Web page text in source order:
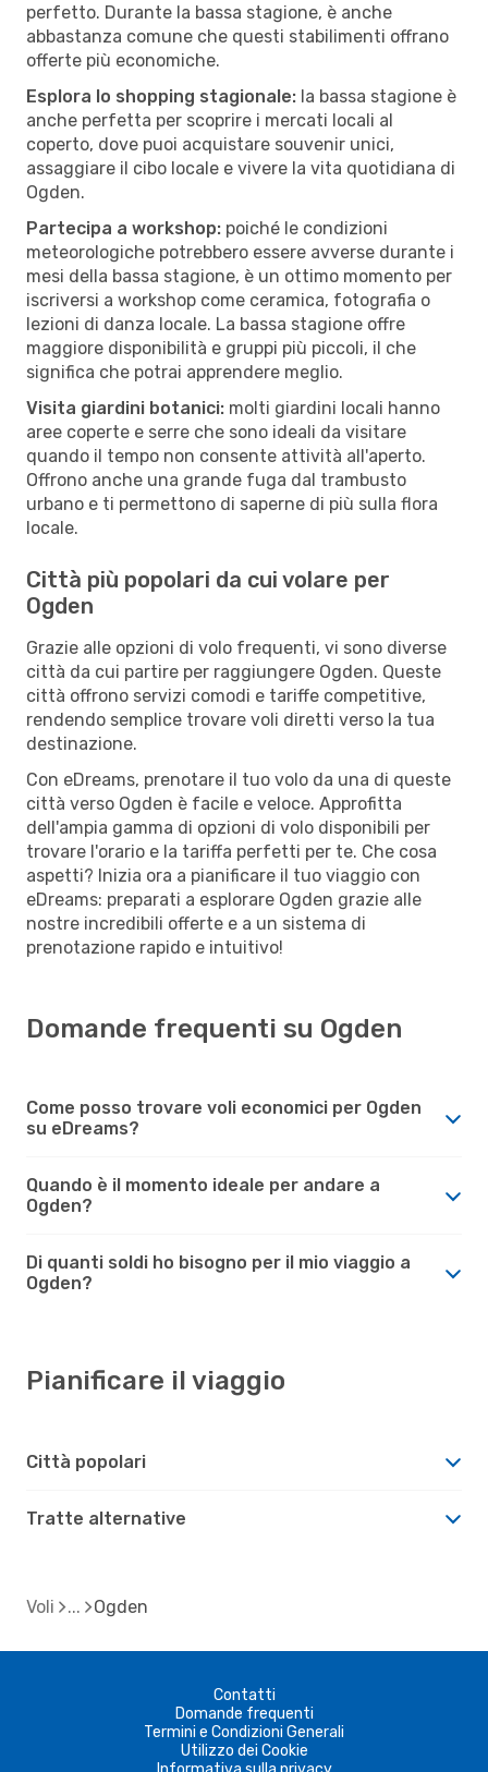
perfetto. Durante la bassa stagione, è anche
abbastanza comune che questi stabilimenti offrano
offerte più economiche.
Esplora lo shopping stagionale: la bassa stagione è
anche perfetta per scoprire i mercati locali al
coperto, dove puoi acquistare souvenir unici,
assaggiare il cibo locale e vivere la vita quotidiana di
Ogden.
Partecipa a workshop: poiché le condizioni
meteorologiche potrebbero essere avverse durante i
mesi della bassa stagione, è un ottimo momento per
iscriversi a workshop come ceramica, fotografia o
lezioni di danza locale. La bassa stagione offre
maggiore disponibilità e gruppi più piccoli, il che
significa che potrai apprendere meglio.
Visita giardini botanici: molti giardini locali hanno
aree coperte e serre che sono ideali da visitare
quando il tempo non consente attività all'aperto.
Offrono anche una grande fuga dal trambusto
urbano e ti permettono di saperne di più sulla flora
locale.
Città più popolari da cui volare per
Ogden
Grazie alle opzioni di volo frequenti, vi sono diverse
città da cui partire per raggiungere Ogden. Queste
città offrono servizi comodi e tariffe competitive,
rendendo semplice trovare voli diretti verso la tua
destinazione.
Con eDreams, prenotare il tuo volo da una di queste
città verso Ogden è facile e veloce. Approfitta
dell'ampia gamma di opzioni di volo disponibili per
trovare l'orario e la tariffa perfetti per te. Che cosa
aspetti? Inizia ora a pianificare il tuo viaggio con
eDreams: preparati a esplorare Ogden grazie alle
nostre incredibili offerte e a un sistema di
prenotazione rapido e intuitivo!
Domande frequenti su Ogden
Come posso trovare voli economici per Ogden
su eDreams?
Quando è il momento ideale per andare a
Ogden?
Di quanti soldi ho bisogno per il mio viaggio a
Ogden?
Pianificare il viaggio
Città popolari
Tratte alternative
Voli Ogden
Contatti
Domande frequenti
Termini e Condizioni Generali
Utilizzo dei Cookie